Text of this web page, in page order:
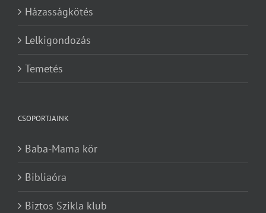
Házasságkötés
Lelkigondozás
Temetés
CSOPORTJAINK
Baba-Mama kör
Bibliaóra
Biztos Szikla klub